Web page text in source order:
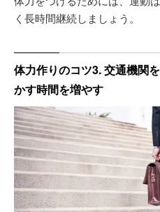
く長時間継続しましょう。
体力作りのコツ3. 交通機関
かす時間を増やす